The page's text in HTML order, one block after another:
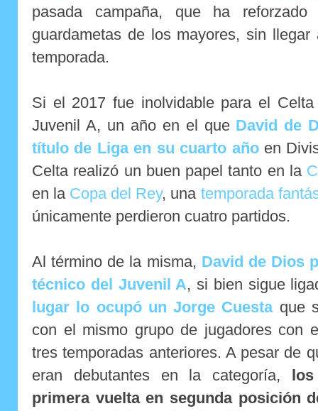
pasada campaña, que ha
guardametas de los mayores, sin
temporada.
Si el 2017 fue inolvidable para el
Juvenil A, un año en el que David de
título de Liga en su cuarto añoen
Celta realizó un buen papel tanto en la
en la Copa del Rey, una temporada
únicamente perdieron cuatro partidos.
Al término de la misma, David de Dios
técnico del Juvenil A, si bien sigue
lugar lo ocupó un Jorge Cuestaque
con el mismo grupo de jugadores con
tres temporadas anteriores. A pesar de
eran debutantes en la categoría,
primera vuelta en segunda posición